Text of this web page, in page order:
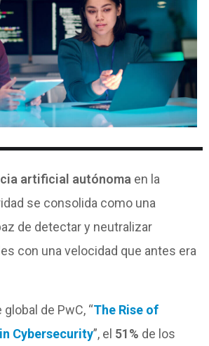
artificial autónoma en la
se consolida como una
de detectar y neutralizar
con una velocidad que antes era
de PwC, “The Rise of
Cybersecurity”, el 51% de los